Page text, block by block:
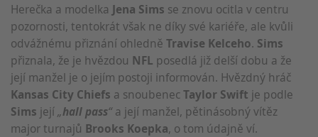
Herečka a modelka Jena Sims se znovu ocitla v centru
pozornosti, tentokrát však ne díky své kariéře, ale kvůli
odvážnému přiznání ohledně Travise Kelceho. Sims
přiznala, že je hvězdou NFL posedlá již delší dobu a že
její manžel je o jejím postoji informován. Hvězdný hráč
Kansas City Chiefs a snoubenecTaylor Swift je podle
Sims její „hall pass“a její manžel, pětinásobný vítěz
major turnajů Brooks Koepka, o tom údajně ví.